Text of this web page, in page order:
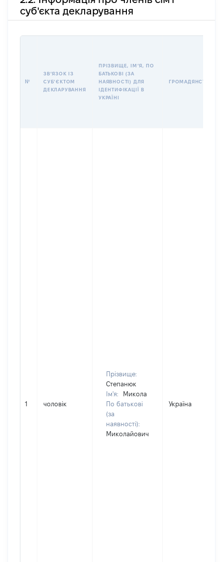
суб'єкта декларування
№
ЗВʼЯЗОК ІЗ
СУБʼЄКТОМ
ДЕКЛАРУВАННЯ
ПРІЗВИЩЕ, ІМʼЯ, ПО
БАТЬКОВІ (ЗА
НАЯВНОСТІ) ДЛЯ
ІДЕНТИФІКАЦІЇ В
УКРАЇНІ
ГРОМАДЯНСТВО
1 чоловік
Прізвище:
Степанюк
Ім'я:
Микола
По батькові
(за
наявності):
Миколайович
Україна